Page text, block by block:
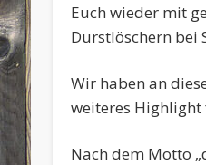
Euch wieder mit
Durstlöschern bei
Wir haben an
weiteres Highlight
Nach dem Motto